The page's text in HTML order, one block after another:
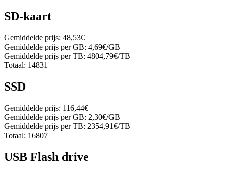
SD-kaart
Gemiddelde prijs: 48,53€
Gemiddelde prijs per GB: 4,69€/GB
Gemiddelde prijs per TB: 4804,79€/TB
Totaal: 14831
SSD
Gemiddelde prijs: 116,44€
Gemiddelde prijs per GB: 2,30€/GB
Gemiddelde prijs per TB: 2354,91€/TB
Totaal: 16807
USB Flash drive